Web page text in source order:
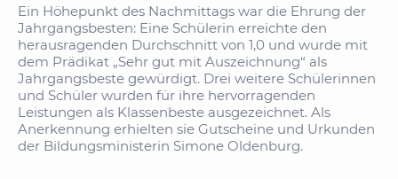
Ein Höhepunkt des Nachmittags war die Ehrung der
Jahrgangsbesten: Eine Schülerin erreichte den
herausragenden Durchschnitt von 1,0 und wurde mit
dem Prädikat „Sehr gut mit Auszeichnung“ als
Jahrgangsbeste gewürdigt. Drei weitere Schülerinnen
und Schüler wurden für ihre hervorragenden
Leistungen als Klassenbeste ausgezeichnet. Als
Anerkennung erhielten sie Gutscheine und Urkunden
der Bildungsministerin Simone Oldenburg.